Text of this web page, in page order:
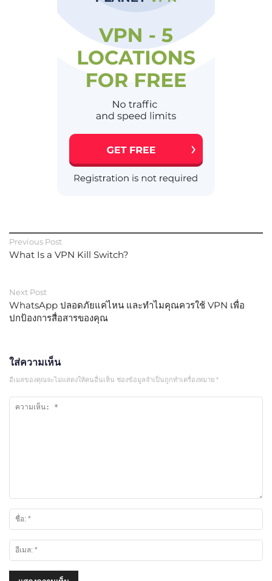
Previous Post
What Is a VPN Kill Switch?
Next Post
WhatsApp ปลอดภัยแค่ไหน และทำไมคุณควรใช้ VPN เพื่อ
ปกป้องการสื่อสารของคุณ
ใส่ความเห็น
อีเมลของคุณจะไม่แสดงให้คนอื่นเห็น ช่องข้อมูลจำเป็นถูกทำเครื่องหมาย *